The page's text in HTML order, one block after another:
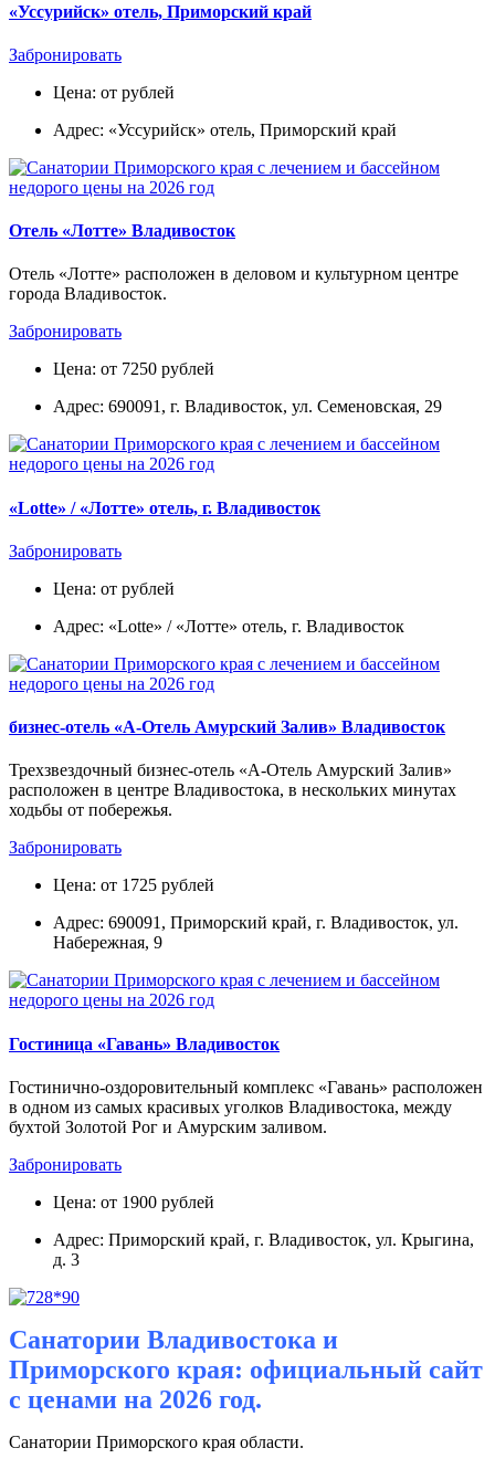
«Уссурийск» отель, Приморский край
Забронировать
Цена: от рублей
Адрес: «Уссурийск» отель, Приморский край
Отель «Лотте» Владивосток
Отель «Лотте» расположен в деловом и культурном центре
города Владивосток.
Забронировать
Цена: от 7250 рублей
Адрес: 690091, г. Владивосток, ул. Семеновская, 29
«Lotte» / «Лотте» отель, г. Владивосток
Забронировать
Цена: от рублей
Адрес: «Lotte» / «Лотте» отель, г. Владивосток
бизнес-отель «A-Отель Амурский Залив» Владивосток
Трехзвездочный бизнес-отель «A-Отель Амурский Залив»
расположен в центре Владивостока, в нескольких минутах
ходьбы от побережья.
Забронировать
Цена: от 1725 рублей
Адрес: 690091, Приморский край, г. Владивосток, ул.
Набережная, 9
Гостиница «Гавань» Владивосток
Гостинично-оздоровительный комплекс «Гавань» расположен
в одном из самых красивых уголков Владивостока, между
бухтой Золотой Рог и Амурским заливом.
Забронировать
Цена: от 1900 рублей
Адрес: Приморский край, г. Владивосток, ул. Крыгина,
д. 3
Санатории Владивостока и
Приморского края: официальный сайт
с ценами на 2026 год.
Санатории Приморского края области.